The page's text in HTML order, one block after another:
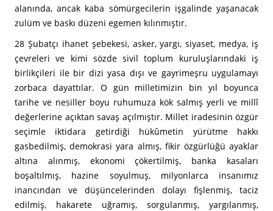
alanında, ancak kaba sömürgecilerin işgalinde yaşanacak
zulüm ve baskı düzeni egemen kılınmıştır.
28 Şubatçı ihanet şebekesi, asker, yargı, siyaset, medya, iş
çevreleri ve kimi sözde sivil toplum kuruluşlarındaki iş
birlikçileri ile bir dizi yasa dışı ve gayrimeşru uygulamayı
zorbaca dayattılar. O gün milletimizin bin yıl boyunca
tarihe ve nesiller boyu ruhumuza kök salmış yerli ve millî
değerlerine açıktan savaş açılmıştır. Millet iradesinin özgür
seçimle iktidara getirdiği hükûmetin yürütme hakkı
gasbedilmiş, demokrasi yara almış, fikir özgürlüğü ayaklar
altına alınmış, ekonomi çökertilmiş, banka kasaları
boşaltılmış, hazine soyulmuş, milyonlarca insanımız
inancından ve düşüncelerinden dolayı fişlenmiş, taciz
edilmiş, hakarete uğramış, sorgulanmış, yargılanmış,